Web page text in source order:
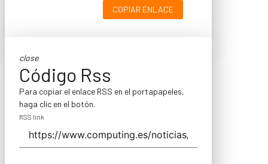
COPIAR ENLACE
close
Código Rss
Para copiar el enlace RSS en el portapapeles,
haga clic en el botón.
RSS link